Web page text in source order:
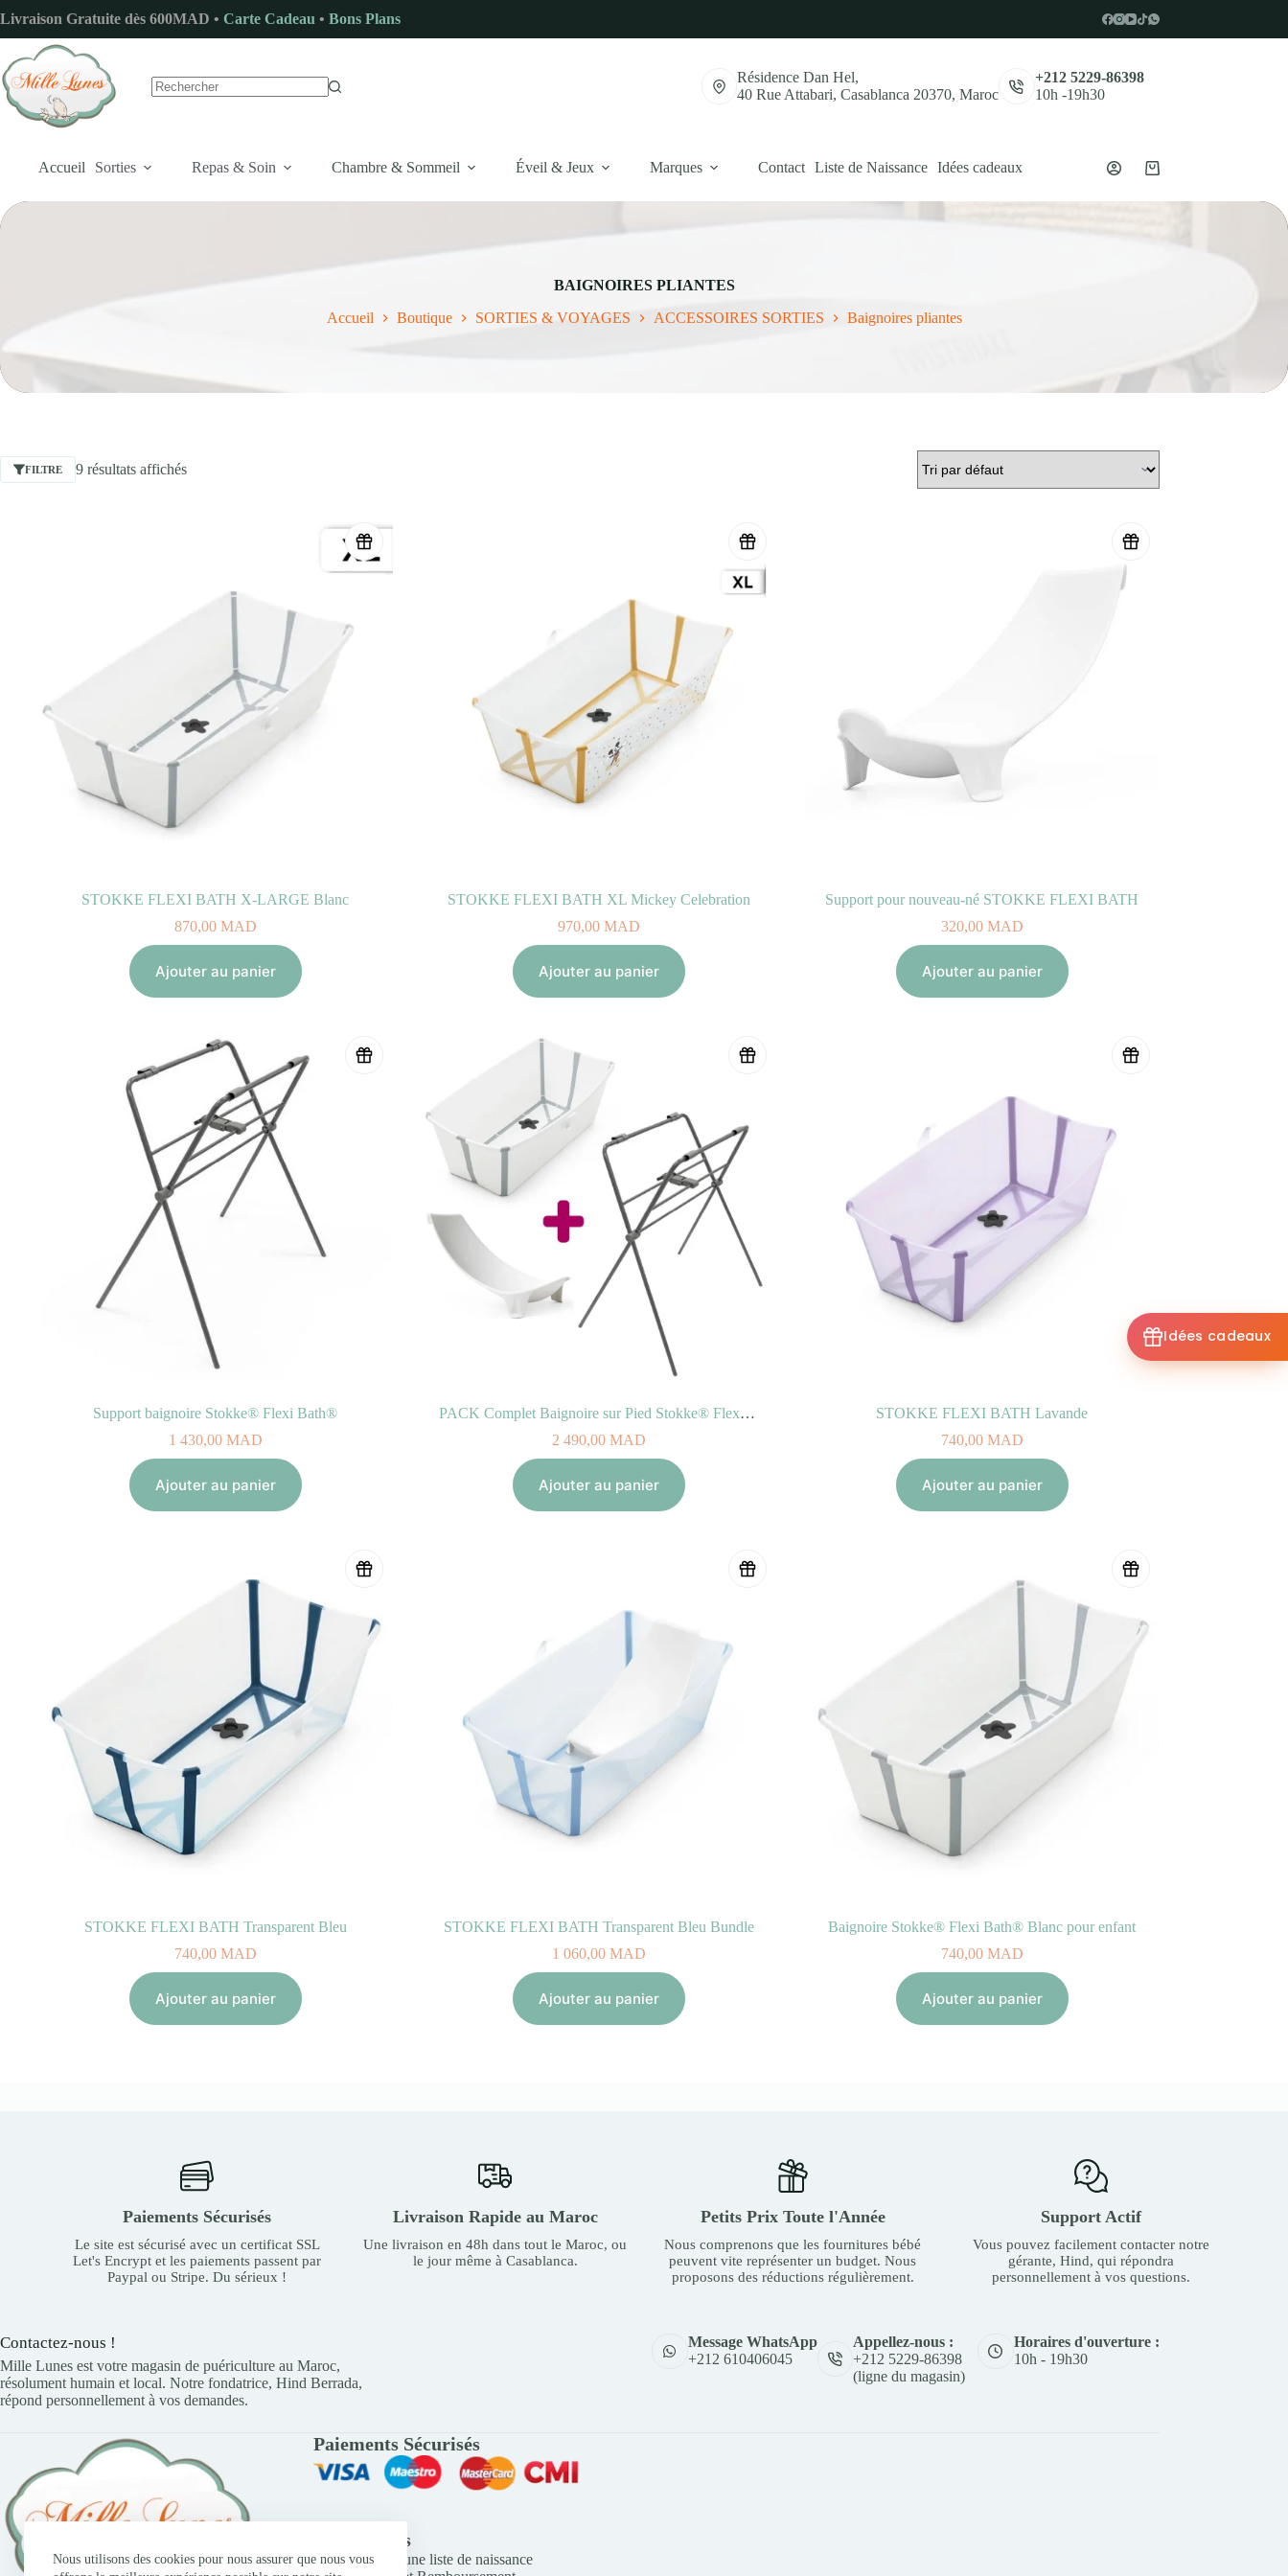
au
contenu
Nous utilisons des cookies pour nous assurer que nous vous
Livraison Gratuite dès 600MAD • Carte Cadeau • Bons Plans
Résidence Dan Hel,
40 Rue Attabari, Casablanca 20370, Maroc
+212 5229-86398
10h -19h30
Accueil Sorties Repas & Soin Chambre & Sommeil Éveil & Jeux Marques Contact Liste de Naissance Idées cadeaux
Panier
BAIGNOIRES PLIANTES
Accueil Boutique SORTIES & VOYAGES ACCESSOIRES SORTIES Baignoires pliantes
FILTRE 9 résultats affichés
STOKKE FLEXI BATH X-LARGE Blanc
870,00MAD
Ajouter au panier
STOKKE FLEXI BATH XL Mickey Celebration
970,00MAD
Ajouter au panier
Support pour nouveau-né STOKKE FLEXI BATH
320,00MAD
Ajouter au panier
Support baignoire Stokke® Flexi Bath®
1 430,00MAD
Ajouter au panier
PACK Complet Baignoire sur Pied Stokke® Flexi Bath®
2 490,00MAD
Ajouter au panier
STOKKE FLEXI BATH Lavande
740,00MAD
Ajouter au panier
STOKKE FLEXI BATH Transparent Bleu
740,00MAD
Ajouter au panier
STOKKE FLEXI BATH Transparent Bleu Bundle
1 060,00MAD
Ajouter au panier
Baignoire Stokke® Flexi Bath® Blanc pour enfant
740,00MAD
Ajouter au panier
Paiements Sécurisés
Le site est sécurisé avec un certificat SSL
Let's Encrypt et les paiements passent par
Paypal ou Stripe. Du sérieux !
Livraison Rapide au Maroc
Une livraison en 48h dans tout le Maroc, ou
le jour même à Casablanca.
Petits Prix Toute l'Année
Nous comprenons que les fournitures bébé
peuvent vite représenter un budget. Nous
proposons des réductions régulièrement.
Support Actif
Vous pouvez facilement contacter notre
gérante, Hind, qui répondra
personnellement à vos questions.
Contactez-nous !
Mille Lunes est votre magasin de puériculture au Maroc,
résolument humain et local. Notre fondatrice, Hind Berrada,
répond personnellement à vos demandes.
Message WhatsApp
+212 610406045
Appellez-nous :
+212 5229-86398
(ligne du magasin)
Horaires d'ouverture :
10h - 19h30
Paiements Sécurisés
Liens Utiles
Trouver une liste de naissance
Idées cadeaux